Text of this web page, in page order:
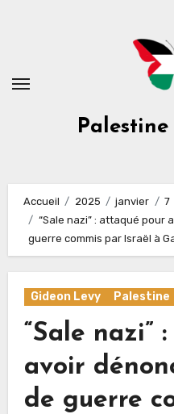
Accueil 2025 janvier
7
“Sale nazi” : attaqué pour
guerre commis par Israël à
Gideon Levy Palestine
“Sale nazi”
avoir
de guerre